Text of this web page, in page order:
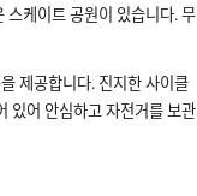
스케이트 공원이 있습니다. 무
제공합니다. 진지한 사이클
있어 안심하고 자전거를 보관